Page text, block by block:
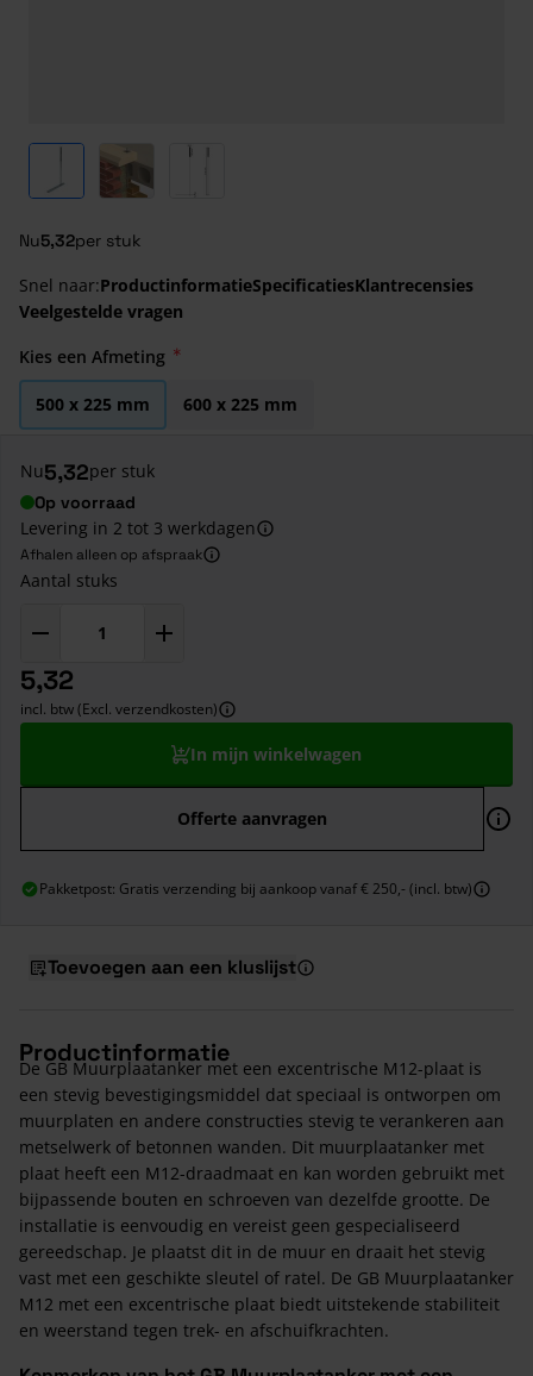
View larger image
View larger image
Nu5,32per stuk
Snel naar:ProductinformatieSpecificatiesKlantrecensies
Veelgestelde vragen
Kies een Afmeting
500 x 225 mm 600 x 225 mm
Nu5,32per stuk
Op voorraad
Levering in 2 tot 3 werkdagen
Afhalen alleen op afspraak
Aantal stuks
5,32
incl. btw (Excl. verzendkosten)
In mijn winkelwagen
Offerte aanvragen
Pakketpost: Gratis verzending bij aankoop vanaf € 250,- (incl. btw)
Toevoegen aan een kluslijst
Productinformatie
De GB Muurplaatanker met een excentrische M12-plaat is
een stevig bevestigingsmiddel dat speciaal is ontworpen om
muurplaten en andere constructies stevig te verankeren aan
metselwerk of betonnen wanden. Dit muurplaatanker met
plaat heeft een M12-draadmaat en kan worden gebruikt met
bijpassende bouten en schroeven van dezelfde grootte. De
installatie is eenvoudig en vereist geen gespecialiseerd
gereedschap. Je plaatst dit in de muur en draait het stevig
vast met een geschikte sleutel of ratel. De GB Muurplaatanker
M12 met een excentrische plaat biedt uitstekende stabiliteit
en weerstand tegen trek- en afschuifkrachten.